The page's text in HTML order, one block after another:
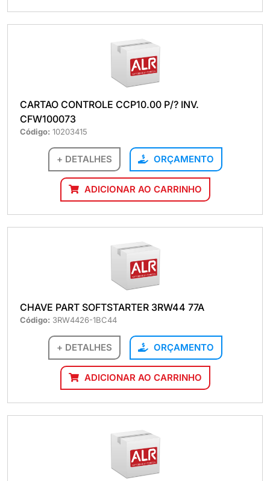
CARTAO CONTROLE CCP10.00 P/? INV.
CFW100073
Código: 10203415
+ DETALHES ORÇAMENTO
ADICIONAR AO CARRINHO
CHAVE PART SOFTSTARTER 3RW44 77A
Código: 3RW4426-1BC44
+ DETALHES ORÇAMENTO
ADICIONAR AO CARRINHO